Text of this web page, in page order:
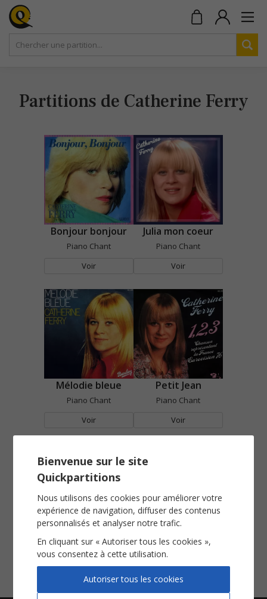
Partitions de Catherine Ferry
Bonjour bonjour
Piano Chant
Voir
Julia mon coeur
Piano Chant
Voir
Mélodie bleue
Piano Chant
Voir
Petit Jean
Piano Chant
Voir
Pourquoi pas
Piano Chant
Bienvenue sur le site
Quickpartitions
Nous utilisons des cookies pour améliorer votre
expérience de navigation, diffuser des contenus
personnalisés et analyser notre trafic.
En cliquant sur « Autoriser tous les cookies »,
vous consentez à cette utilisation.
Autoriser tous les cookies